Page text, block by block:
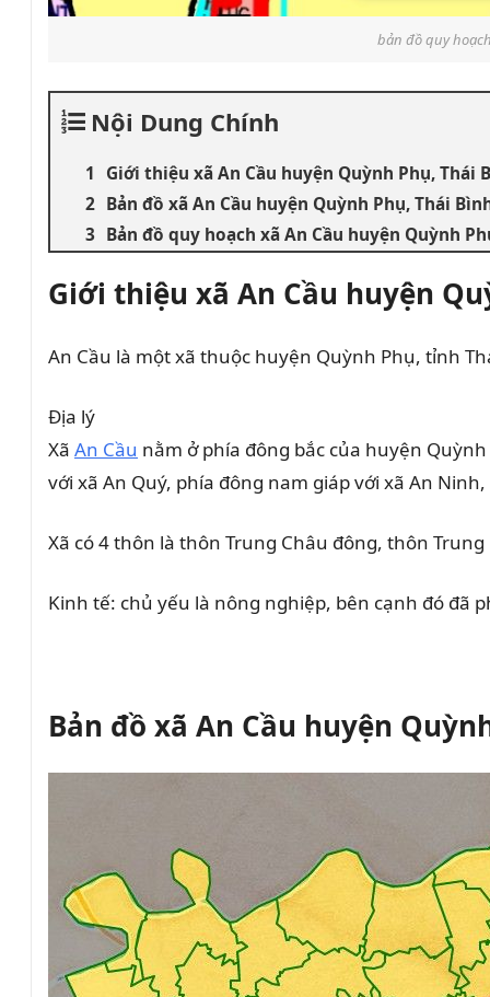
bản đồ quy
Nội Dung Chính
Giới thiệu xã An Cầu huyện Quỳnh Phụ, Thái
Bản đồ xã An Cầu huyện Quỳnh Phụ, Thái
Bản đồ quy hoạch xã An Cầu huyện Quỳnh
Giới thiệu xã An Cầu huyện
An Cầu là một xã thuộc huyện Quỳnh Phụ, tỉnh
Địa lý
Xã An Cầu nằm ở phía đông bắc của huyện
với xã An Quý, phía đông nam giáp với xã An
Xã có 4 thôn là thôn Trung Châu đông, thôn
Kinh tế: chủ yếu là nông nghiệp, bên cạnh đó
Bản đồ xã An Cầu huyện